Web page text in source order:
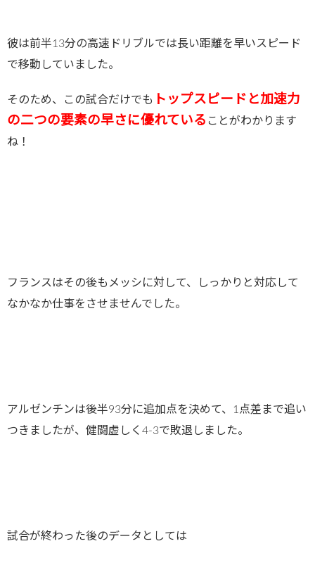
彼は前半13分の高速ドリブルでは長い距離を早いスピード
で移動していました。
そのため、この試合だけでも
トップスピードと加速力
の二つの要素の早さに優れている ことがわかります
ね！
フランスはその後もメッシに対して、しっかりと対応して
なかなか仕事をさせませんでした。
アルゼンチンは後半93分に追加点を決めて、1点差まで追い
つきましたが、健闘虚しく4-3で敗退しました。
試合が終わった後のデータとしては